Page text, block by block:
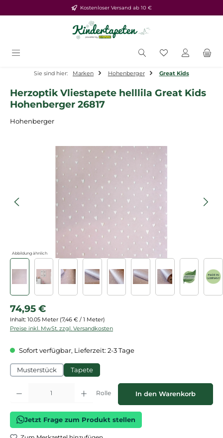
Zum Hauptinhalt springenKostenloser Versand ab 10 €
Du hast 0
Sie sind hier: Marken Hohenberger Great Kids
Herzoptik Vliestapete helllila Great Kids
Hohenberger 26817
Hohenberger
Bildergalerie überspringen
Abbildung ähnlich
Regulärer Preis:
74,95 €
Inhalt: 10.05 Meter (7,46 € / 1 Meter)
Preise inkl. MwSt. zzgl. Versandkosten
Sofort verfügbar, Lieferzeit: 2-3 Tage
Musterstück Tapete
Produkt Anzahl: Gib den gewünschten Wert ein oder benutze die
Rolle In den Warenkorb
Jetzt Frage zum Produkt stellen